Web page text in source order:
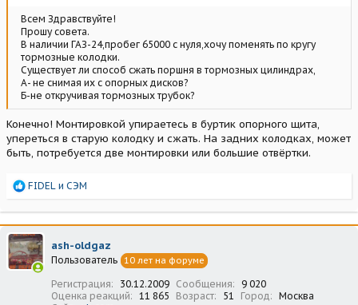
Всем Здравствуйте!
Прошу совета.
В наличии ГАЗ-24,пробег 65000 с нуля,хочу поменять по кругу
тормозные колодки.
Существует ли способ сжать поршня в тормозных цилиндрах,
А- не снимая их с опорных дисков?
Б-не откручивая тормозных трубок?
Конечно! Монтировкой упираетесь в буртик опорного щита,
упереться в старую колодку и сжать. На задних колодках, может
быть, потребуется две монтировки или большие отвёртки.
Р
а
к
ц
и
и
FIDEL и СЭМ
ash-oldgaz
Пользователь 10 лет на форуме
Регистрация 30.12.2009 Сообщения
9 020
Оценка реакций
11 865 Возраст 51 Город
Москва